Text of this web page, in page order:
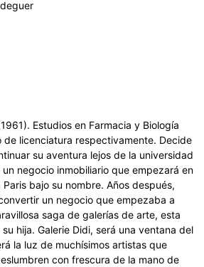
Estudios en Farmacia y Biología
de licenciatura respectivamente. Decide
su aventura lejos de la universidad
negocio inmobiliario que empezará en
bajo su nombre. Años después,
un negocio que empezaba a
saga de galerías de arte, esta
hija. Galerie Didi, será una ventana del
la luz de muchísimos artistas que
con frescura de la mano de